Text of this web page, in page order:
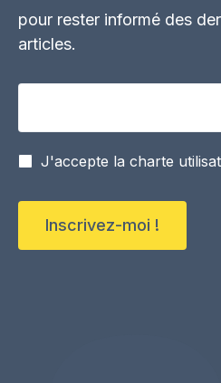
pour rester informé des
articles.
J'accepte la charte
Inscrivez-moi !